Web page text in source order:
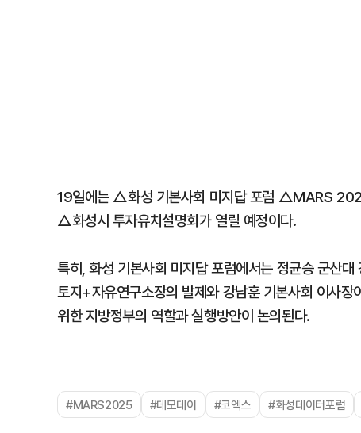
19일에는 △화성 기본사회 미지답 포럼 △MARS
△화성시 투자유치설명회가 열릴 예정이다.
특히, 화성 기본사회 미지답 포럼에서는 정균승 군산
토지+자유연구소장의 발제와 강남훈 기본사회 이사
위한 지방정부의 역할과 실행방안이 논의된다.
#MARS2025 #데모데이 #코엑스 #화성데이터포럼